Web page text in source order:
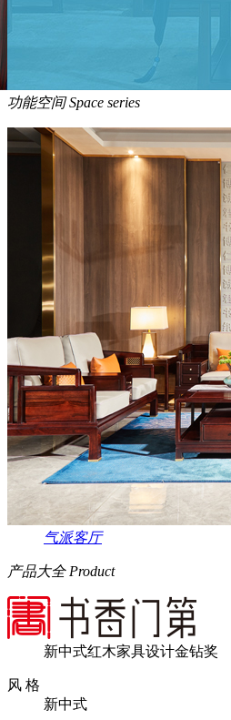
功能空间 Space series
气派客厅
产品大全 Product
新中式红木家具设计金钻奖
风 格
新中式